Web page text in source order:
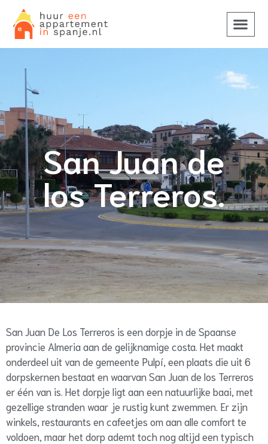
San Juan de
los Terreros.
San Juan De Los Terreros is een dorpje in de Spaanse
provincie Almeria aan de gelijknamige costa. Het maakt
onderdeel uit van de gemeente Pulpí, een plaats die uit 6
dorpskernen bestaat en waarvan San Juan de los Terreros
er één van is. Het dorpje ligt aan een natuurlijke baai, met
gezellige stranden waar je rustig kunt zwemmen. Er zijn
winkels, restaurants en cafeetjes om aan alle comfort te
voldoen, maar het dorp ademt toch nog altijd een typisch